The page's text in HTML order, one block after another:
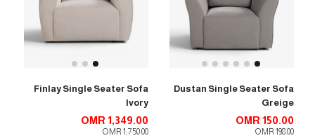
Dustan Single Seater Sofa
Greige
OMR 150.00
OMR 198.00
Finlay Single Seater Sofa
Ivory
OMR 1,349.00
OMR 1,750.00